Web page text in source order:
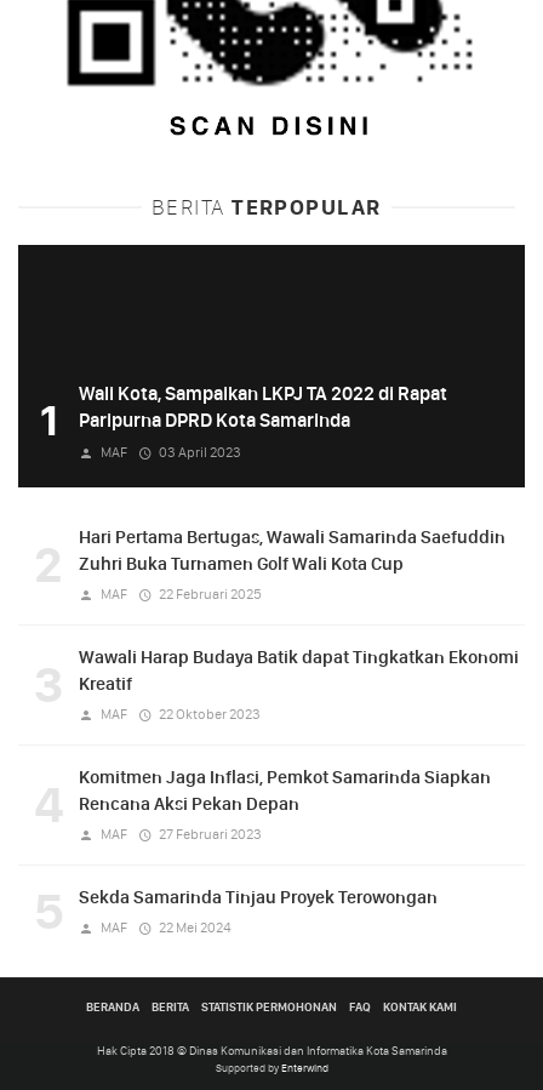
BERITA TERPOPULAR
1
Wali Kota, Sampaikan LKPJ TA 2022 di Rapat
Paripurna DPRD Kota Samarinda
MAF 03 April 2023
2
Hari Pertama Bertugas, Wawali Samarinda Saefuddin
Zuhri Buka Turnamen Golf Wali Kota Cup
MAF 22 Februari 2025
3
Wawali Harap Budaya Batik dapat Tingkatkan Ekonomi
Kreatif
MAF 22 Oktober 2023
4
Komitmen Jaga Inflasi, Pemkot Samarinda Siapkan
Rencana Aksi Pekan Depan
MAF 27 Februari 2023
5 Sekda Samarinda Tinjau Proyek Terowongan
MAF 22 Mei 2024
BERANDA BERITA STATISTIK PERMOHONAN FAQ KONTAK KAMI
Hak Cipta 2018 © Dinas Komunikasi dan Informatika Kota Samarinda
Supported by Enterwind